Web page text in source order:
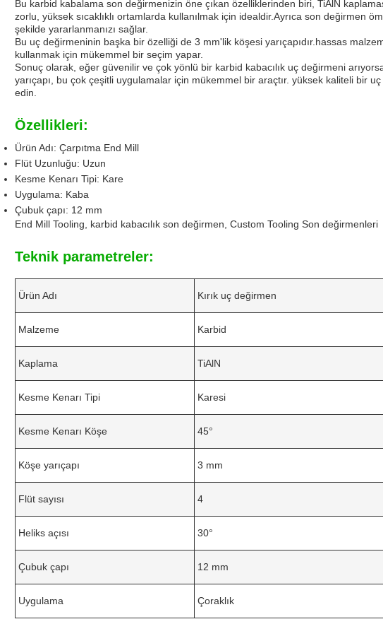
Bu karbid kabalama son değirmenizin öne çıkan özelliklerinden biri, TiAlN
zorlu, yüksek sıcaklıklı ortamlarda kullanılmak için idealdir.Ayrıca son değirmen
şekilde yararlanmanızı sağlar.
Bu uç değirmeninin başka bir özelliği de 3 mm'lik köşesi yarıçapıdır.hassas
kullanmak için mükemmel bir seçim yapar.
Sonuç olarak, eğer güvenilir ve çok yönlü bir karbid kabacılık uç değirmeni
yarıçapı, bu çok çeşitli uygulamalar için mükemmel bir araçtır. yüksek kaliteli bir
edin.
Özellikleri:
Ürün Adı: Çarpıtma End Mill
Flüt Uzunluğu: Uzun
Kesme Kenarı Tipi: Kare
Uygulama: Kaba
Çubuk çapı: 12 mm
End Mill Tooling, karbid kabacılık son değirmen, Custom Tooling Son değirmenleri
Teknik parametreler:
Ürün Adı Kırık uç değirmen
Malzeme Karbid
Kaplama TiAlN
Kesme Kenarı Tipi Karesi
Kesme Kenarı Köşe 45°
Köşe yarıçapı 3 mm
Flüt sayısı 4
Heliks açısı 30°
Çubuk çapı 12 mm
Uygulama Çoraklık